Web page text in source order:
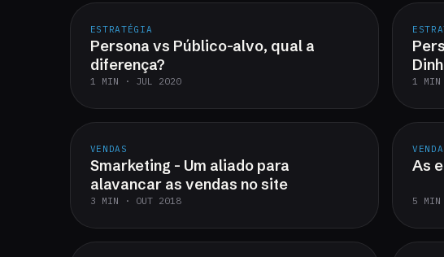
ESTRATÉGIA
Persona vs Público-alvo, qual a
diferença?
1 MIN · JUL 2020 1
VENDAS
Smarketing - Um aliado para
alavancar as vendas no site
3 MIN · OUT 2018
As
5